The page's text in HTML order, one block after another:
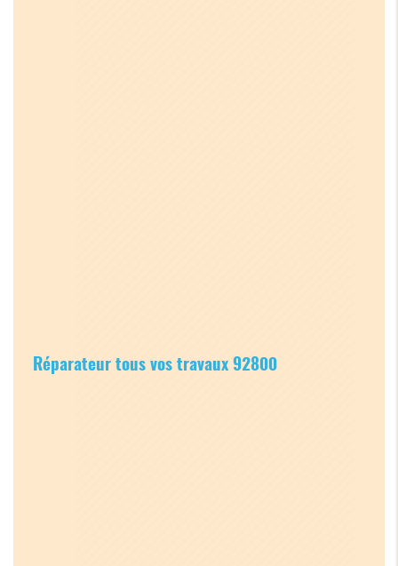
Réparateur tous vos travaux 92800